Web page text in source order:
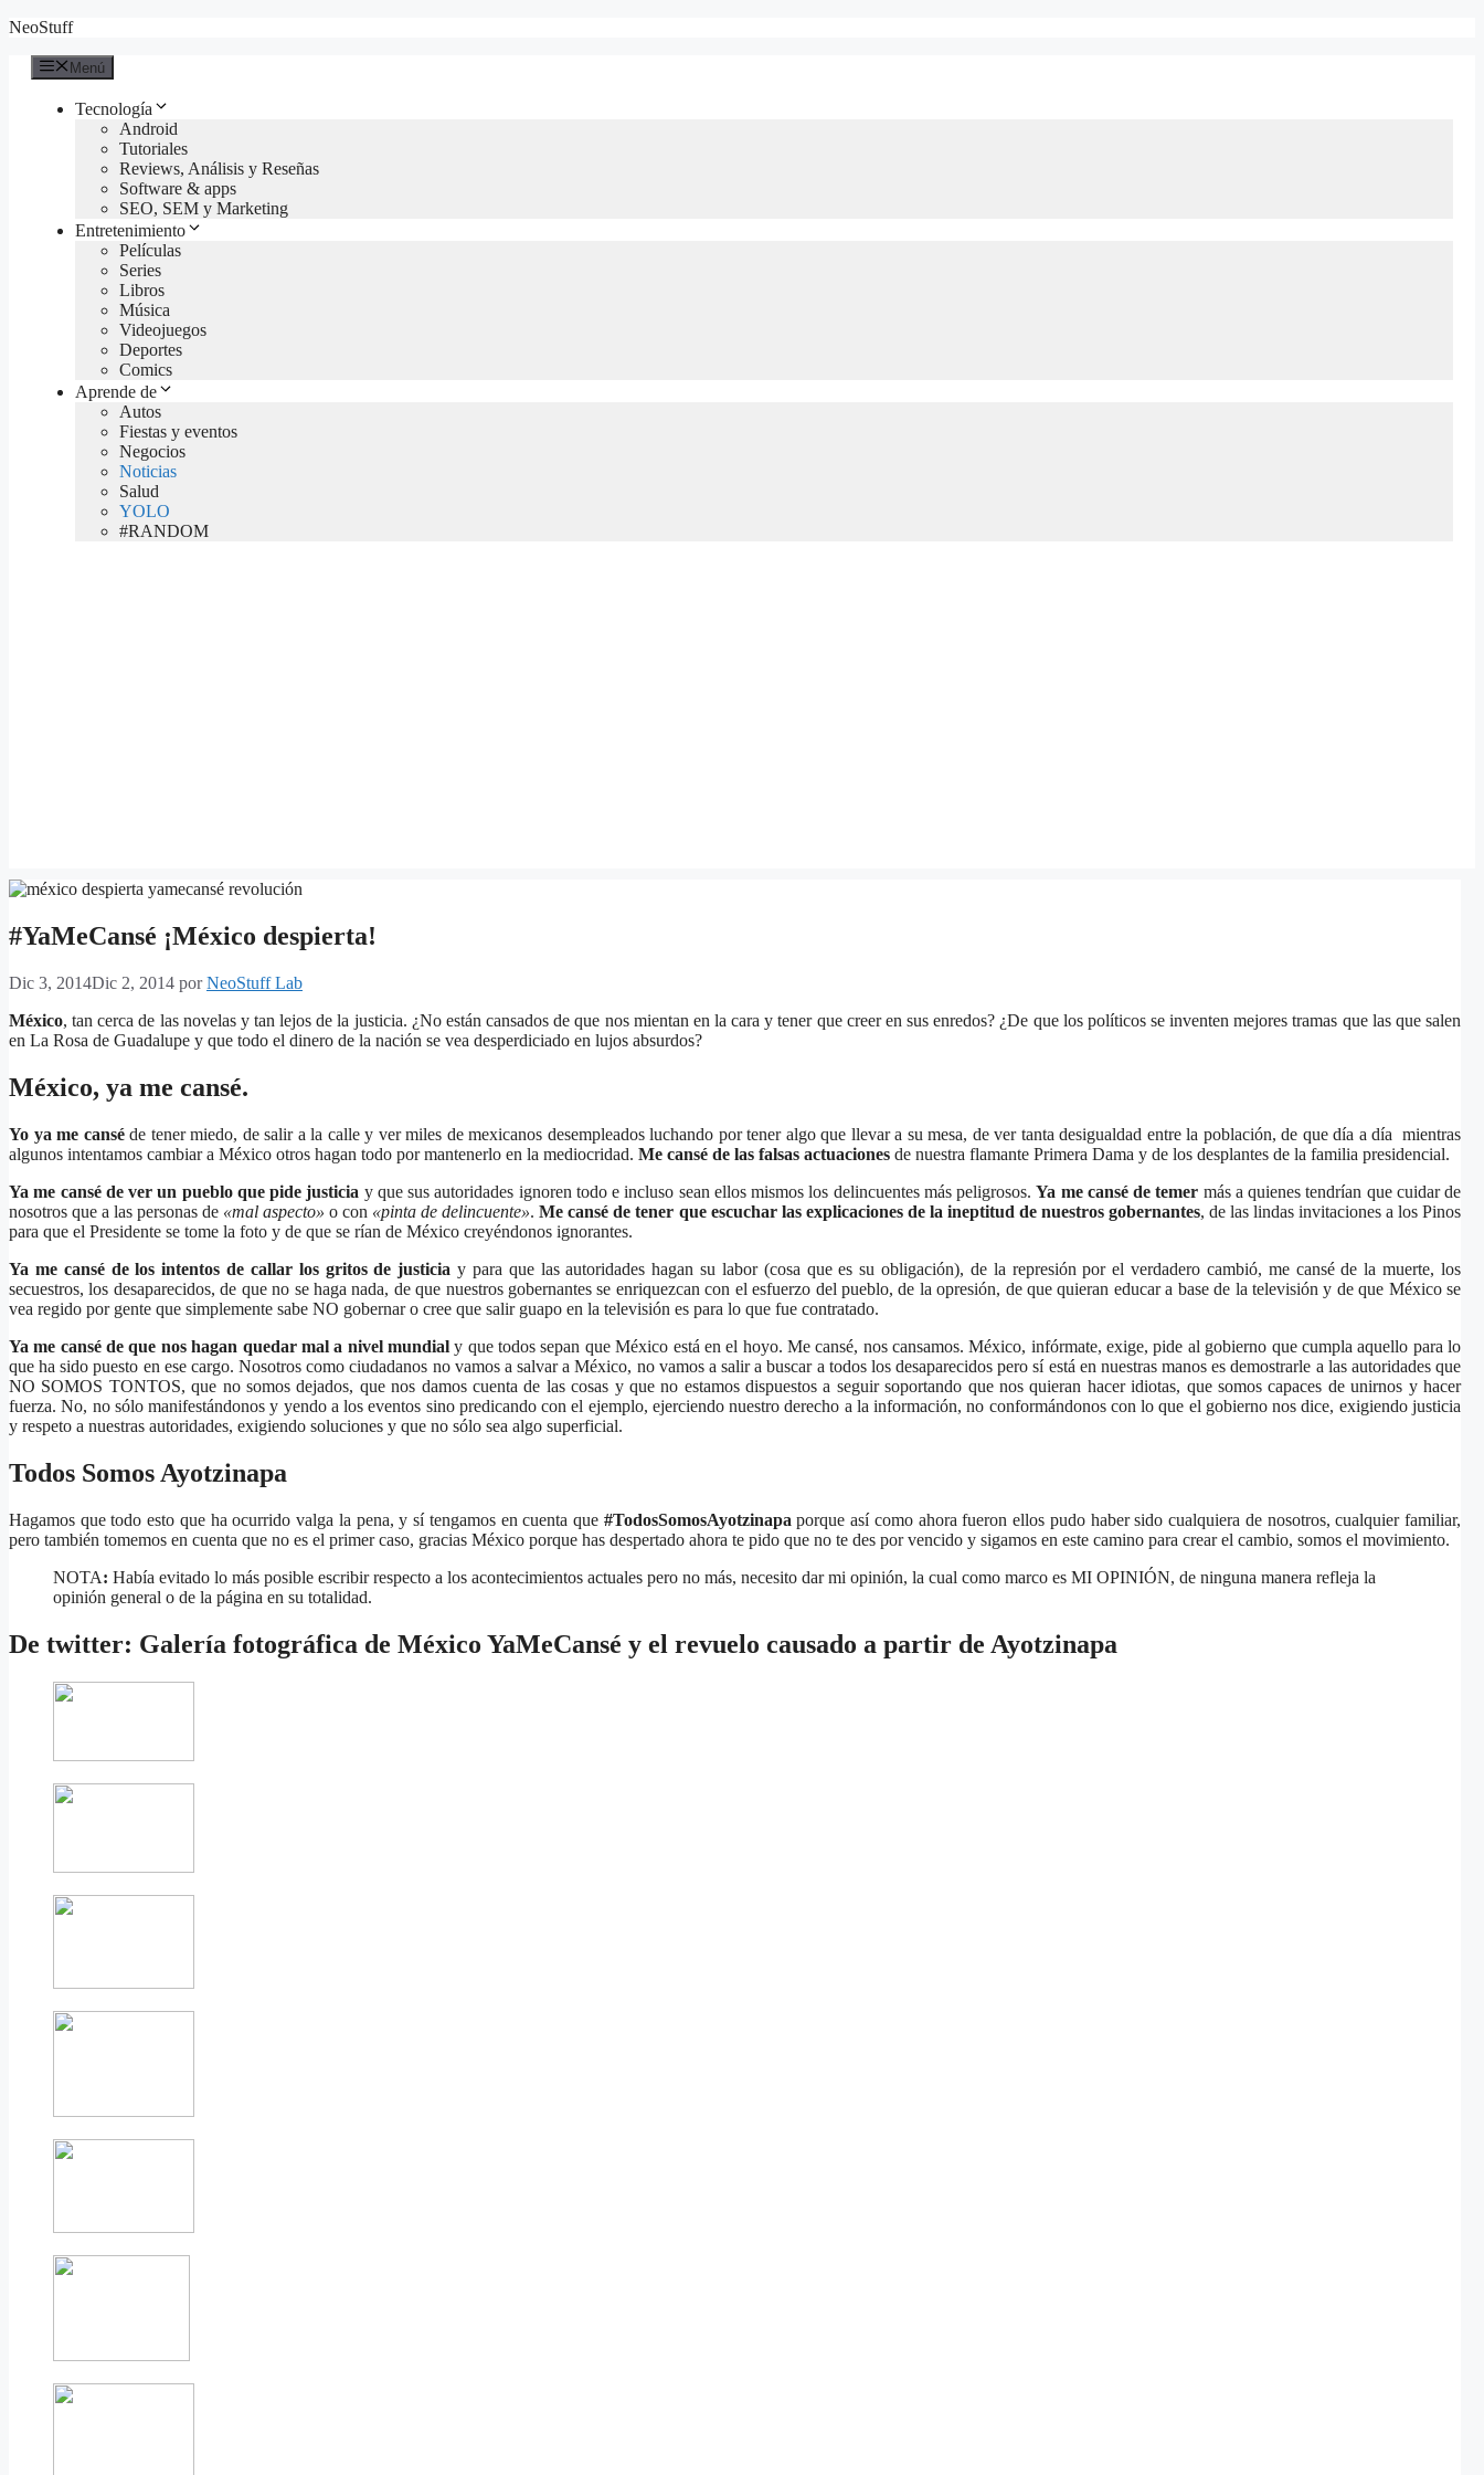
Saltar
contenido
NeoStuff
Menú
Tecnología
Android
Tutoriales
Reviews, Análisis y Reseñas
Software & apps
SEO, SEM y Marketing
Entretenimiento
Películas
Series
Libros
Música
Videojuegos
Deportes
Comics
Aprende de
Autos
Fiestas y eventos
Negocios
Noticias
Salud
YOLO
#RANDOM
#YaMeCansé ¡México despierta!
Dic 3, 2014Dic 2, 2014 porNeoStuff Lab
México, tan cerca de las novelas y tan lejos de la justicia. ¿No están cansados de que nos mientan en la cara y tener que creer en sus enredos? ¿De que los políticos se inventen mejores tramas que las que salen
en La Rosa de Guadalupe y que todo el dinero de la nación se vea desperdiciado en lujos absurdos?
México, ya me cansé.
Yo ya me canséde tener miedo, de salir a la calle y ver miles de mexicanos desempleados luchando por tener algo que llevar a su mesa, de ver tanta desigualdad entre la población, de que día a día mientras
algunos intentamos cambiar a México otros hagan todo por mantenerlo en la mediocridad. Me cansé de las falsas actuaciones de nuestra flamante Primera Dama y de los desplantes de la familia presidencial.
Ya me cansé de ver un pueblo que pide justicia y que sus autoridades ignoren todo e incluso sean ellos mismos los delincuentes más peligrosos.Ya me cansé de temer más a quienes tendrían que cuidar de
nosotros que a las personas de «mal aspecto» o con «pinta de delincuente».Me cansé de tener que escuchar las explicaciones de la ineptitud de nuestros gobernantes, de las lindas invitaciones a los Pinos
para que el Presidente se tome la foto y de que se rían de México creyéndonos ignorantes.
Ya me cansé de los intentos de callar los gritos de justicia y para que las autoridades hagan su labor (cosa que es su obligación), de la represión por el verdadero cambió, me cansé de la muerte, los
secuestros, los desaparecidos, de que no se haga nada, de que nuestros gobernantes se enriquezcan con el esfuerzo del pueblo, de la opresión, de que quieran educar a base de la televisión y de que México se
vea regido por gente que simplemente sabe NO gobernar o cree que salir guapo en la televisión es para lo que fue contratado.
Ya me cansé de que nos hagan quedar mal a nivel mundialy que todos sepan que México está en el hoyo. Me cansé, nos cansamos. México, infórmate, exige, pide al gobierno que cumpla aquello para lo
que ha sido puesto en ese cargo. Nosotros como ciudadanos no vamos a salvar a México, no vamos a salir a buscar a todos los desaparecidos pero sí está en nuestras manos es demostrarle a las autoridades que
NO SOMOS TONTOS, que no somos dejados, que nos damos cuenta de las cosas y que no estamos dispuestos a seguir soportando que nos quieran hacer idiotas, que somos capaces de unirnos y hacer
fuerza. No, no sólo manifestándonos y yendo a los eventos sino predicando con el ejemplo, ejerciendo nuestro derecho a la información, no conformándonos con lo que el gobierno nos dice, exigiendo justicia
y respeto a nuestras autoridades, exigiendo soluciones y que no sólo sea algo superficial.
Todos Somos Ayotzinapa
Hagamos que todo esto que ha ocurrido valga la pena, y sí tengamos en cuenta que #TodosSomosAyotzinapa porque así como ahora fueron ellos pudo haber sido cualquiera de nosotros, cualquier familiar,
pero también tomemos en cuenta que no es el primer caso, gracias México porque has despertado ahora te pido que no te des por vencido y sigamos en este camino para crear el cambio, somos el movimiento.
NOTA: Había evitado lo más posible escribir respecto a los acontecimientos actuales pero no más, necesito dar mi opinión, la cual como marco es MI OPINIÓN, de ninguna manera refleja la
opinión general o de la página en su totalidad.
De twitter: Galería fotográfica de México YaMeCansé y el revuelo causado a partir de Ayotzinapa